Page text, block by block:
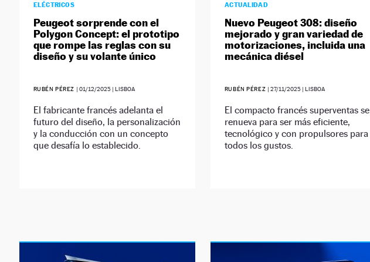
ELÉCTRICOS
Peugeot sorprende con el
Polygon Concept: el prototipo
que rompe las reglas con su
diseño y su volante único
RUBÉN PÉREZ | 01/12/2025| LISBOA
El fabricante francés adelanta el
futuro del diseño, la personalización
y la conducción con un concepto
que desafía lo establecido.
ACTUALIDAD
Nuevo Peugeot 308: diseño
mejorado y gran variedad de
motorizaciones, incluida una
mecánica diésel
RUBÉN PÉREZ | 27/11/2025| LISBOA
El compacto francés superventas se
renueva para ser más eficiente,
tecnológico y con propulsores para
todos los gustos.